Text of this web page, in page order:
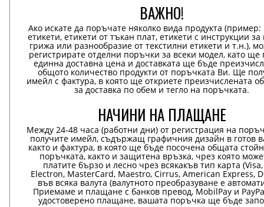
ВАЖНО!
Ако искате да поръчате няколко вида продукта
етикети, етикети от тъкан плат, етикети с инструкции
грижа или разнообразие от текстилни етикети и т.н.),
регистрирате отделни поръчки за всеки модел, като ще
единна доставна цена и доставката ще бъде
общото количество продукти от поръчката Ви. Ще
имейл с фактура, в която ще откриете преизчислената
за доставка по обем и тегло на поръчката.
НАЧИНИ НА ПЛАЩАНЕ
Между 24-48 часа (работни дни) от регистрация на
получите имейл, съдържащ графичния дизайн в готов
както и фактура, в която ще бъде посочена общата
поръчката, както и защитена връзка, чрез която
платите бързо и лесно чрез всякакъв тип карта
Electron, MasterCard, Maestro, Cirrus, American Express,
във всяка валута (валутното преобразуване е
Приемаме и плащане с банков превод, MobilPay и
удостоверено плащане, вашата поръчка ще бъде